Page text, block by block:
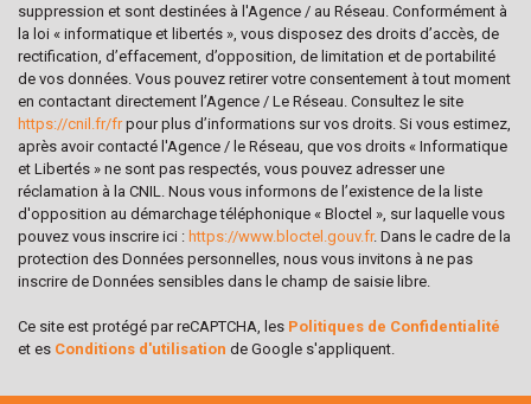
suppression et sont destinées à l'Agence / au Réseau. Conformément à
la loi « informatique et libertés », vous disposez des droits d’accès, de
rectification, d’effacement, d’opposition, de limitation et de portabilité
de vos données. Vous pouvez retirer votre consentement à tout moment
en contactant directement l’Agence / Le Réseau. Consultez le site
https://cnil.fr/frpour plus d’informations sur vos droits. Si vous estimez,
après avoir contacté l'Agence / le Réseau, que vos droits « Informatique
et Libertés » ne sont pas respectés, vous pouvez adresser une
réclamation à la CNIL. Nous vous informons de l’existence de la liste
d'opposition au démarchage téléphonique « Bloctel », sur laquelle vous
pouvez vous inscrire ici : https://www.bloctel.gouv.fr. Dans le cadre de la
protection des Données personnelles, nous vous invitons à ne pas
inscrire de Données sensibles dans le champ de saisie libre.
Ce site est protégé par reCAPTCHA, les Politiques de Confidentialité
et es Conditions d'utilisation de Google s'appliquent.